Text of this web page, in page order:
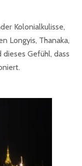
Kolonialkulisse,
Longyis, Thanaka,
Gefühl, dass